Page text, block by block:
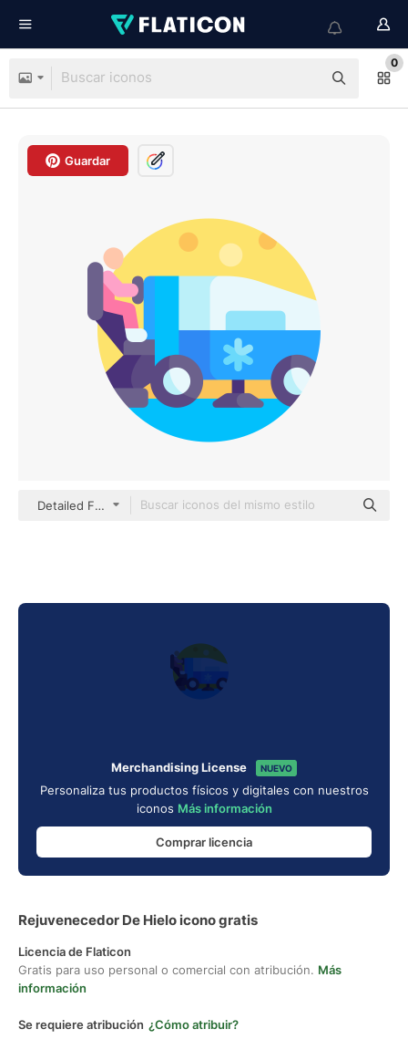
0
Guardar
Detailed Flat Circular Flat
Merchandising License NUEVO
Personaliza tus productos físicos y digitales con nuestros
iconos Más información
Comprar licencia
Rejuvenecedor De Hielo icono gratis
Licencia de Flaticon
Gratis para uso personal o comercial con atribución. Más
información
Se requiere atribución ¿Cómo atribuir?